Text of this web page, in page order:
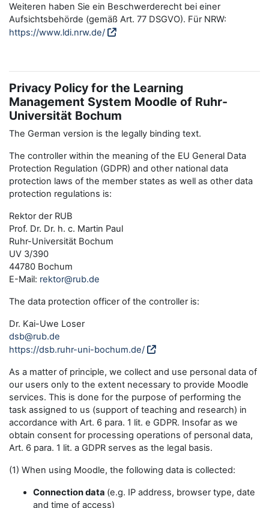
Weiteren haben Sie ein Beschwerderecht bei einer
Aufsichtsbehörde (gemäß Art. 77 DSGVO). Für NRW:
https://www.ldi.nrw.de/
Privacy Policy for the Learning
Management System Moodle of Ruhr-
Universität Bochum
The German version is the legally binding text.
The controller within the meaning of the EU General Data
Protection Regulation (GDPR) and other national data
protection laws of the member states as well as other data
protection regulations is:
Rektor der RUB
Prof. Dr. Dr. h. c. Martin Paul
Ruhr-Universität Bochum
UV 3/390
44780 Bochum
E-Mail: rektor@rub.de
The data protection officer of the controller is:
Dr. Kai-Uwe Loser
dsb@rub.de
https://dsb.ruhr-uni-bochum.de/
As a matter of principle, we collect and use personal data of
our users only to the extent necessary to provide Moodle
services. This is done for the purpose of performing the
task assigned to us (support of teaching and research) in
accordance with Art. 6 para. 1 lit. e GDPR. Insofar as we
obtain consent for processing operations of personal data,
Art. 6 para. 1 lit. a GDPR serves as the legal basis.
(1) When using Moodle, the following data is collected:
Connection data (e.g. IP address, browser type, date
and time of access)